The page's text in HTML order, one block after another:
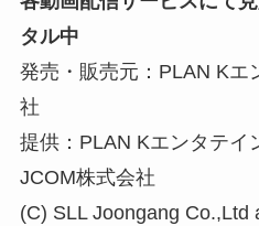
タル中
発売・販売元：PLAN Kエ
社
提供：PLAN Kエンタテイ
JCOM株式会社
(C) SLL Joongang Co.,Ltd